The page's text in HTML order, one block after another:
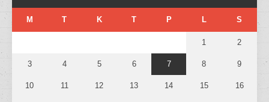
M T K T P L S
1 2
3 4 5 6 7 8 9
10 11 12 13 14 15 16